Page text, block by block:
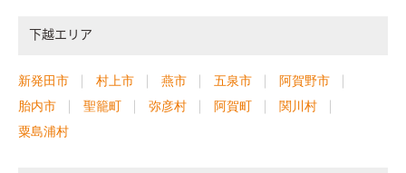
下越エリア
新発田市 村上市 燕市 五泉市
阿賀野市
胎内市
聖籠町 弥彦村 阿賀町
関川村
粟島浦村